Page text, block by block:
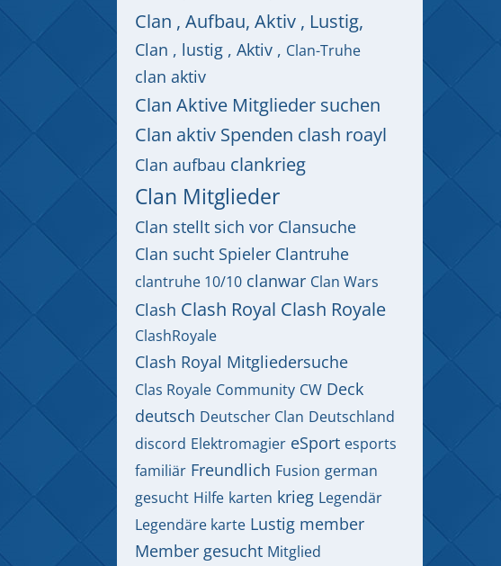
Clan , Aufbau, Aktiv , Lustig,
Clan , lustig , Aktiv , Clan-Truhe
clan aktiv
Clan Aktive Mitglieder suchen
Clan aktiv Spenden clash roayl
Clan aufbau clankrieg
Clan Mitglieder
Clan stellt sich vor Clansuche
Clan sucht Spieler Clantruhe
clantruhe 10/10 clanwar Clan Wars
Clash Clash Royal Clash Royale
ClashRoyale
Clash Royal Mitgliedersuche
Clas Royale Community CW Deck
deutsch Deutscher Clan Deutschland
discord Elektromagier eSport esports
familiär Freundlich Fusion german
gesucht Hilfe karten krieg Legendär
Legendäre karte Lustig member
Member gesucht Mitglied